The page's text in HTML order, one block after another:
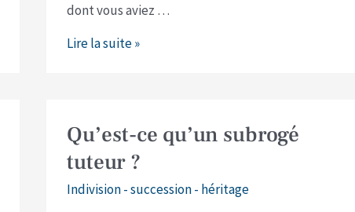
dont vous aviez …
Lire la suite »
Qu’est-ce qu’un subrogé
tuteur ?
Indivision - succession - héritage